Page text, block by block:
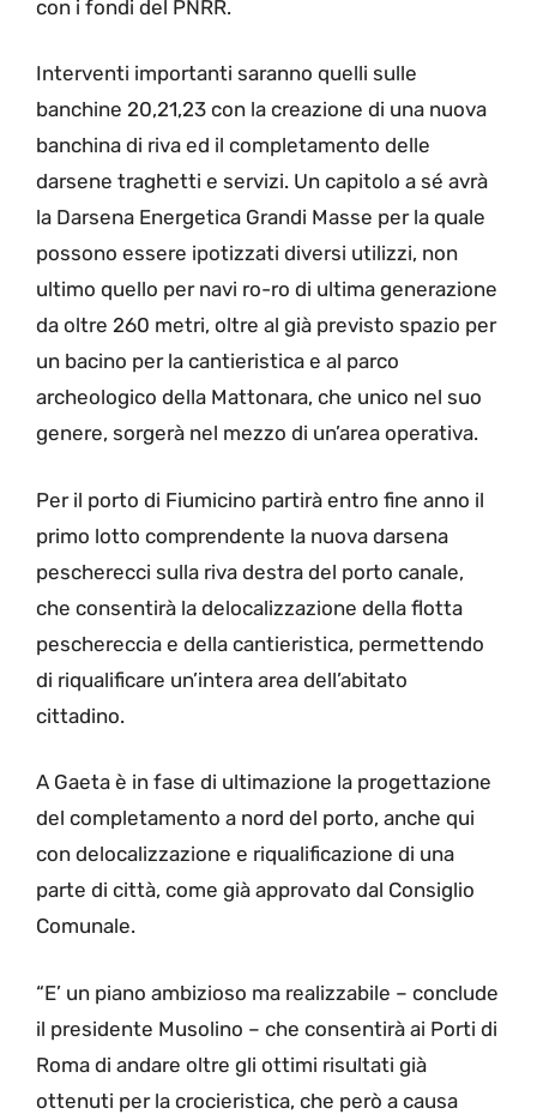
con i fondi del PNRR.
Interventi importanti saranno quelli sulle
banchine 20,21,23 con la creazione di una nuova
banchina di riva ed il completamento delle
darsene traghetti e servizi. Un capitolo a sé avrà
la Darsena Energetica Grandi Masse per la quale
possono essere ipotizzati diversi utilizzi, non
ultimo quello per navi ro-ro di ultima generazione
da oltre 260 metri, oltre al già previsto spazio per
un bacino per la cantieristica e al parco
archeologico della Mattonara, che unico nel suo
genere, sorgerà nel mezzo di un’area operativa.
Per il porto di Fiumicino partirà entro fine anno il
primo lotto comprendente la nuova darsena
pescherecci sulla riva destra del porto canale,
che consentirà la delocalizzazione della flotta
peschereccia e della cantieristica, permettendo
di riqualificare un’intera area dell’abitato
cittadino.
A Gaeta è in fase di ultimazione la progettazione
del completamento a nord del porto, anche qui
con delocalizzazione e riqualificazione di una
parte di città, come già approvato dal Consiglio
Comunale.
“E’ un piano ambizioso ma realizzabile – conclude
il presidente Musolino – che consentirà ai Porti di
Roma di andare oltre gli ottimi risultati già
ottenuti per la crocieristica, che però a causa